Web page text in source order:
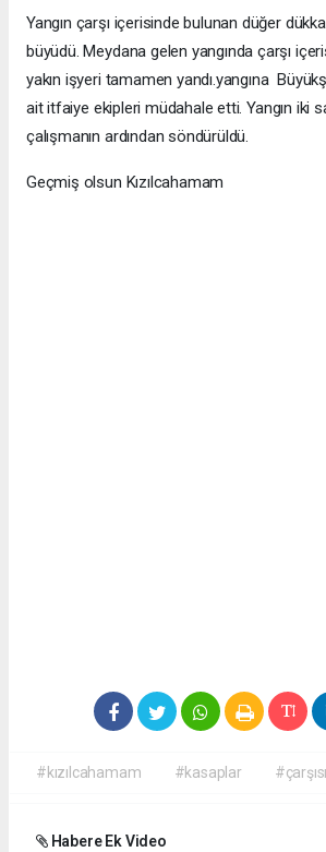
Yangın çarşı içerisinde bulunan düğer
büyüdü. Meydana gelen yangında çarşı
yakın işyeri tamamen yandı.yangına
ait itfaiye ekipleri müdahale etti. Yangın iki
çalışmanın ardından söndürüldü.
Geçmiş olsun Kızılcahamam
#kızılcahamam #kasaplar #çarşısı
Habere Ek Video